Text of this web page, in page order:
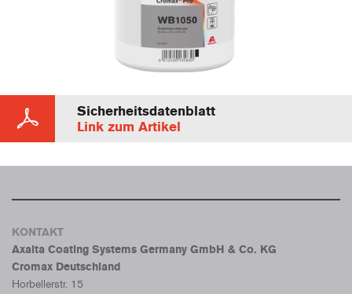
Sicherheitsdatenblatt
Link zum Artikel
KONTAKT
Axalta Coating Systems Germany GmbH & Co. KG
Cromax Deutschland
Horbellerstr. 15